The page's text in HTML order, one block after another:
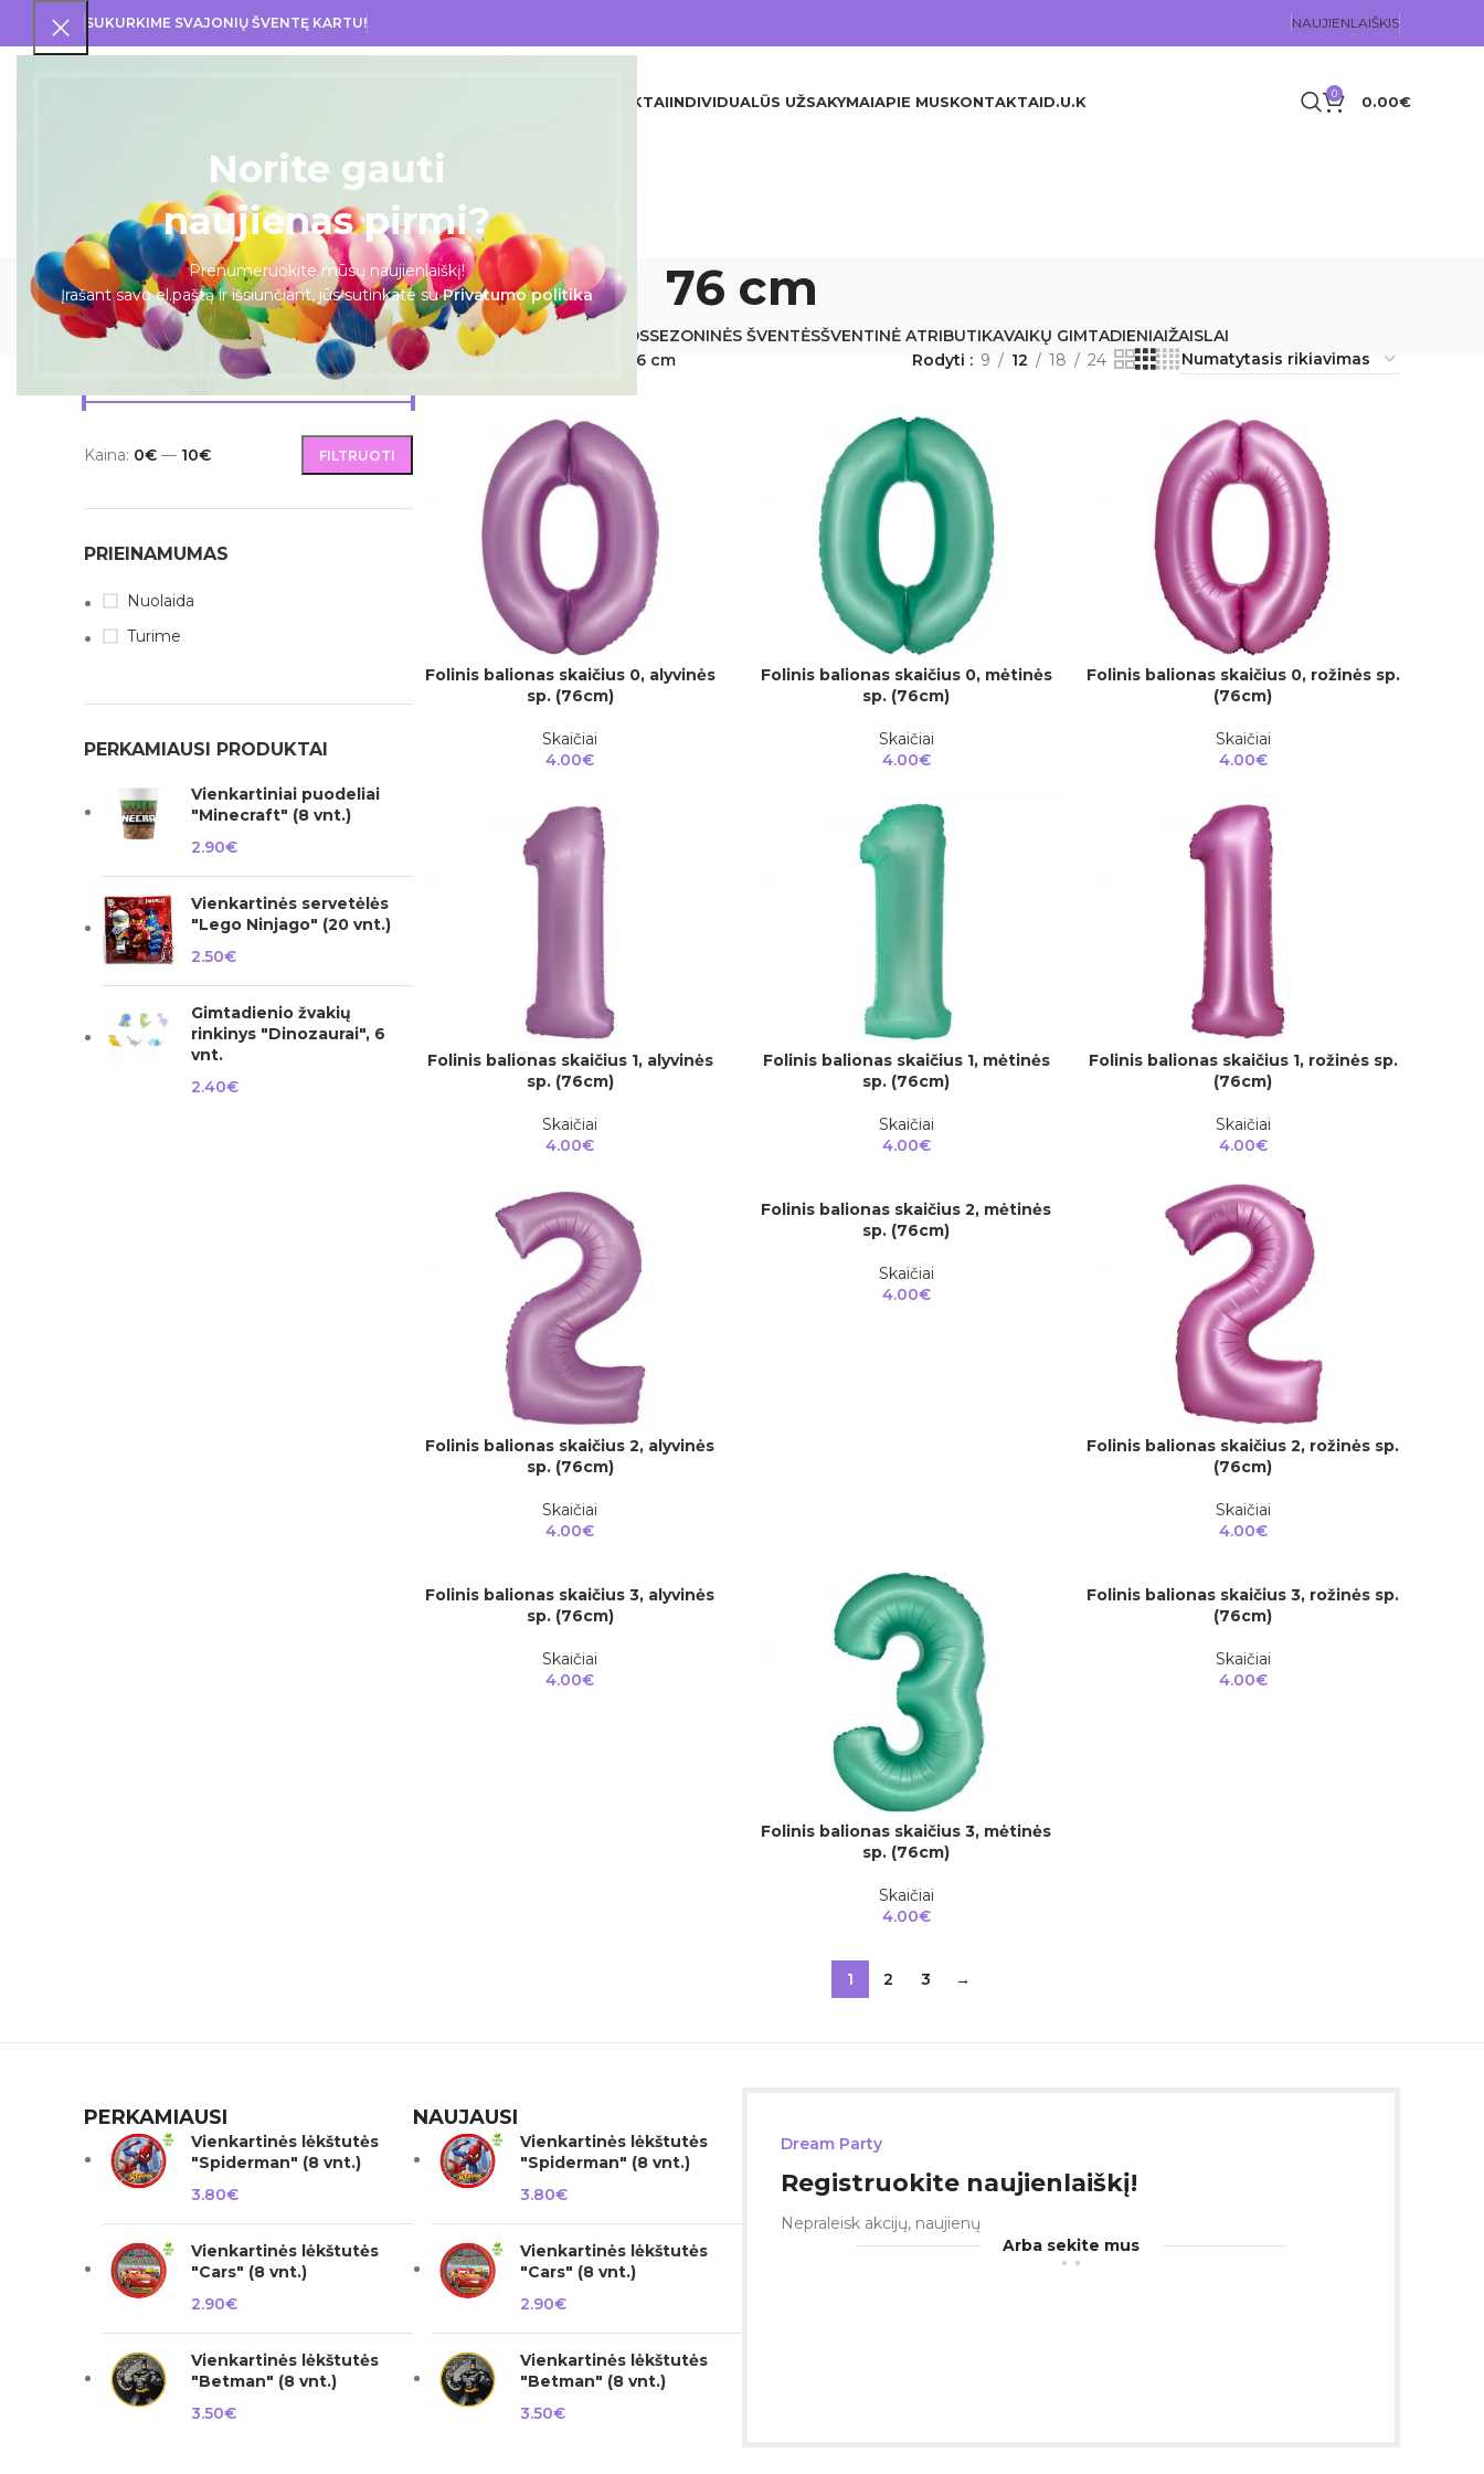
Norite gauti
naujienas pirmi?
Prenumeruokite mūsų naujienlaiškį!
Įrašant savo el.paštą ir išsiunčiant, jūs sutinkate suPrivatumo politika
SUKURKIME SVAJONIŲ ŠVENTĘ KARTU! NAUJIENLAIŠKIS
VISI PRODUKTAIINDIVIDUALŪS UŽSAKYMAIAPIE MUSKONTAKTAID.U.K 0 0.00€
76 cm
BALIONAIDOVANOSI KOMUNIJAKITA KRIKŠTYNOSSEZONINĖS ŠVENTĖSŠVENTINĖ ATRIBUTIKAVAIKŲ GIMTADIENIAIŽAISLAI
FILTRUOTI PAGAL KAINĄ
FILTRUOTI
Kaina: 0€ — 10€
PRIEINAMUMAS
Nuolaida
Turime
PERKAMIAUSI PRODUKTAI
Vienkartiniai puodeliai
"Minecraft" (8 vnt.)
2.90€
Vienkartinės servetėlės
"Lego Ninjago" (20 vnt.)
2.50€
Gimtadienio žvakių
rinkinys "Dinozaurai", 6
vnt.
2.40€
Pradžia 76 cm Rodyti 9 12 18 24
Į KREPŠELĮ
Folinis balionas skaičius 0, alyvinės
sp. (76cm)
Skaičiai
4.00€
Į KREPŠELĮ
Folinis balionas skaičius 0, mėtinės
sp. (76cm)
Skaičiai
4.00€
Į KREPŠELĮ
Folinis balionas skaičius 0, rožinės sp.
(76cm)
Skaičiai
4.00€
Į KREPŠELĮ
Folinis balionas skaičius 1, alyvinės
sp. (76cm)
Skaičiai
4.00€
Į KREPŠELĮ
Folinis balionas skaičius 1, mėtinės
sp. (76cm)
Skaičiai
4.00€
Į KREPŠELĮ
Folinis balionas skaičius 1, rožinės sp.
(76cm)
Skaičiai
4.00€
Į KREPŠELĮ
Folinis balionas skaičius 2, alyvinės
sp. (76cm)
Skaičiai
4.00€
Į KREPŠELĮ
Folinis balionas skaičius 2, mėtinės
sp. (76cm)
Skaičiai
4.00€
Į KREPŠELĮ
Folinis balionas skaičius 2, rožinės sp.
(76cm)
Skaičiai
4.00€
Į KREPŠELĮ
Folinis balionas skaičius 3, alyvinės
sp. (76cm)
Skaičiai
4.00€
Į KREPŠELĮ
Folinis balionas skaičius 3, mėtinės
sp. (76cm)
Skaičiai
4.00€
Į KREPŠELĮ
Folinis balionas skaičius 3, rožinės sp.
(76cm)
Skaičiai
4.00€
1 2 3 →
PERKAMIAUSI
Vienkartinės lėkštutės
"Spiderman" (8 vnt.)
3.80€
Vienkartinės lėkštutės
"Cars" (8 vnt.)
2.90€
Vienkartinės lėkštutės
"Betman" (8 vnt.)
3.50€
NAUJAUSI
Vienkartinės lėkštutės
"Spiderman" (8 vnt.)
3.80€
Vienkartinės lėkštutės
"Cars" (8 vnt.)
2.90€
Vienkartinės lėkštutės
"Betman" (8 vnt.)
3.50€
Dream Party
Registruokite naujienlaiškį!
Nepraleisk akcijų, naujienų
Arba sekite mus